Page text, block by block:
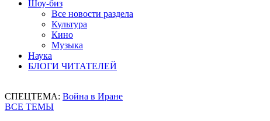
Шоу-биз
Все новости раздела
Культура
Кино
Музыка
Наука
БЛОГИ ЧИТАТЕЛЕЙ
СПЕЦТЕМА: Война в Иране
ВСЕ ТЕМЫ